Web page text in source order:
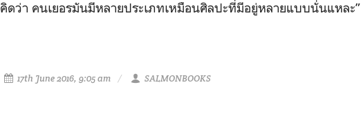
คิดว่า คนเยอรมันมีหลายประเภทเหมือนศิลปะที่มีอยู่หลายแบบนั่นแหละ”
17th June 2016, 9:05 am SALMONBOOKS